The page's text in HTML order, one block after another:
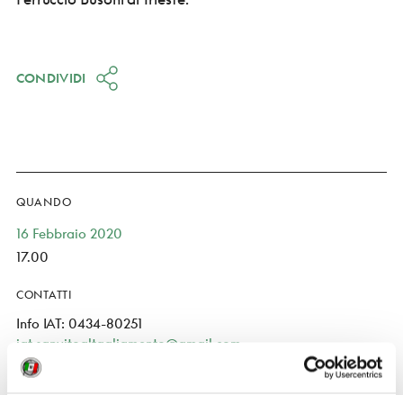
CONDIVIDI
QUANDO
16 Febbraio 2020
17.00
CONTATTI
Info IAT: 0434-80251
iat.sanvitoaltagliamento@gmail.com